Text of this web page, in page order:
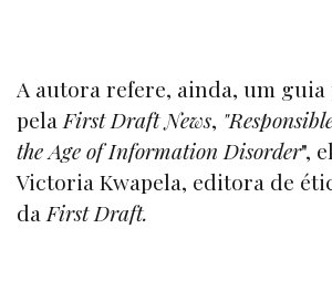
A autora refere, ainda, um
pela First Draft News,
the Age of Information Disorder",
Victoria Kwapela, editora de
da First Draft.